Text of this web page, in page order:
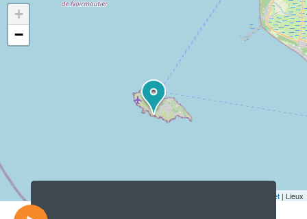
+
−
Leaflet | Lieux
Lecteur